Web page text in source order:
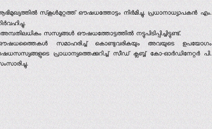
സ്‌കൂള്‍മുറ്റത്ത് ഔഷധത്തോട്ടം നിര്‍മിച്ചു. പ്രധാനാധ്യാപകന്‍ എം.
സസ്യങ്ങള്‍ ഔഷധത്തോട്ടത്തില്‍ നട്ടുപിടിപ്പിച്ചിട്ടുണ്ട്.
ഔഷധത്തൈകള്‍ സമാഹരിച്ച് കൊണ്ടുവരികയും അവയുടെ ഉപയോഗം
പ്രാധാന്യത്തെക്കുറിച്ച് സീഡ് ക്ലബ്ബ് കോ-ഓര്‍ഡിനേറ്റര്‍ പി.